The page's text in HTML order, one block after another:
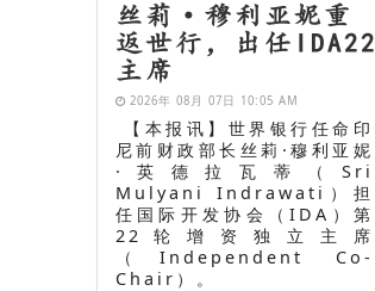
丝莉·穆利亚妮重
返世行，出任IDA22
主席
2026年 08月 07日 10:05 AM
【本报讯】世界银行任命印
尼前财政部长丝莉·穆利亚妮
·英德拉瓦蒂（Sri
Mulyani Indrawati）担
任国际开发协会（IDA）第
22轮增资独立主席
（Independent Co-
Chair）。